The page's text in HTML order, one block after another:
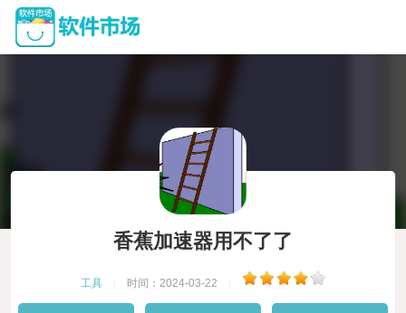
香蕉加速器用不了了
工具 时间：2024-03-22